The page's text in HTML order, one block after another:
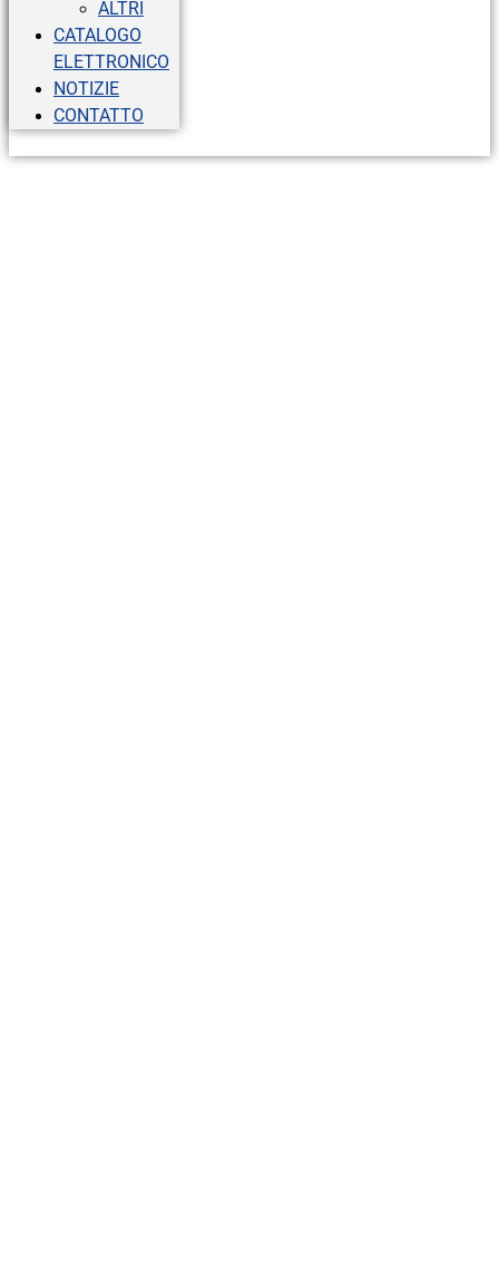
ALTRI
CATALOGO
ELETTRONICO
NOTIZIE
CONTATTO